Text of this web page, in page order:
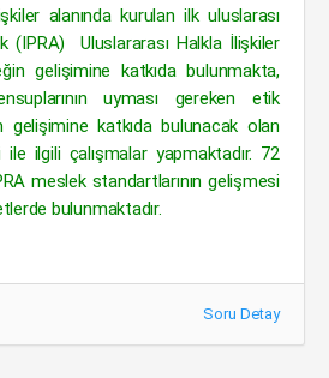
alanında kurulan ilk uluslarası
(IPRA) Uluslararası Halkla İlişkiler
gelişimine katkıda bulunmakta,
uyması gereken etik
gelişimine katkıda bulunacak olan
ilgili çalışmalar yapmaktadır. 72
meslek standartlarının gelişmesi
bulunmaktadır.
Soru Detay